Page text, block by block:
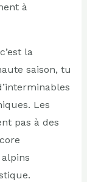
à
la
saison, tu
Les
pas à des